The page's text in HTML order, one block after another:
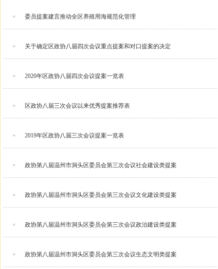
委员提案建言推动全区养殖用海规范化管理
关于确定区政协八届四次会议重点提案和对口提案的决定
2020年区政协八届四次会议提案一览表
区政协八届三次会议以来优秀提案推荐表
2019年区政协八届三次会议提案一览表
政协第八届温州市洞头区委员会第三次会议社会建设类提案
政协第八届温州市洞头区委员会第三次会议文化建设类提案
政协第八届温州市洞头区委员会第三次会议政治建设类提案
政协第八届温州市洞头区委员会第三次会议生态文明类提案